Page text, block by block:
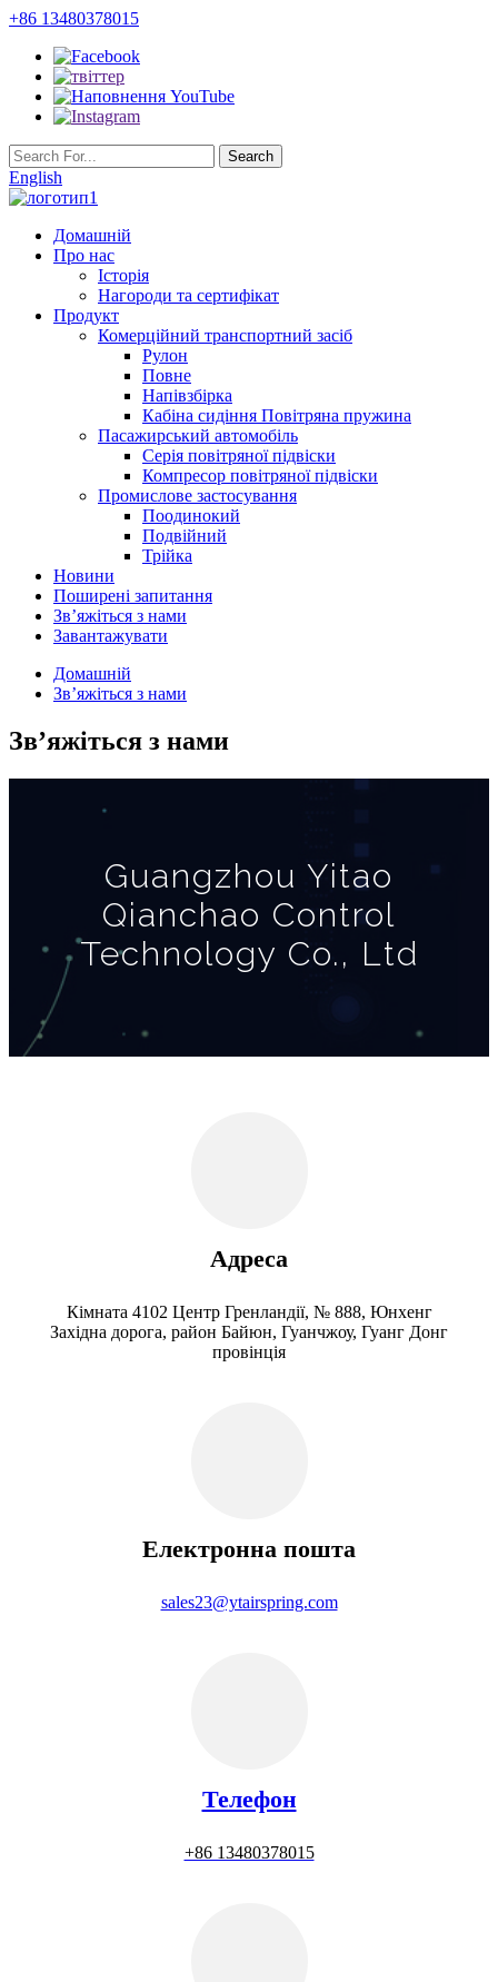
+86 13480378015
English
Домашній
Про нас
Історія
Нагороди та сертифікат
Продукт
Комерційний транспортний засіб
Рулон
Повне
Напівзбірка
Кабіна сидіння Повітряна пружина
Пасажирський автомобіль
Серія повітряної підвіски
Компресор повітряної підвіски
Промислове застосування
Поодинокий
Подвійний
Трійка
Новини
Поширені запитання
Зв’яжіться з нами
Завантажувати
Домашній
Зв’яжіться з нами
Зв’яжіться з нами
Guangzhou Yitao
Qianchao Control
Technology Co., Ltd
Адреса
Кімната 4102 Центр Гренландії, № 888, Юнхенг
Західна дорога, район Байюн, Гуанчжоу, Гуанг Донг
провінція
Електронна пошта
sales23@ytairspring.com
Телефон
+86 13480378015